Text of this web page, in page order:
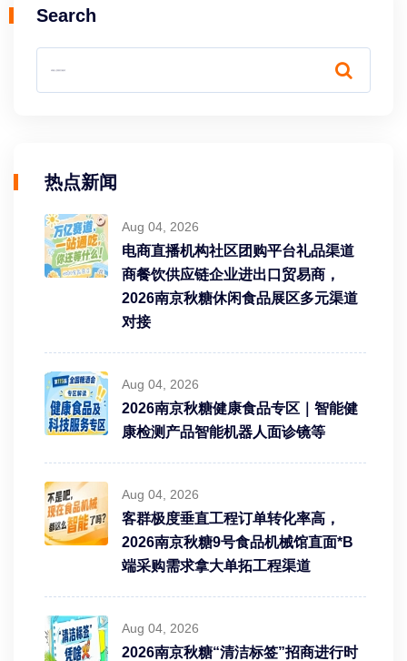
Search
热点新闻
Aug 04, 2026
电商直播机构社区团购平台礼品渠道
商餐饮供应链企业进出口贸易商，
2026南京秋糖休闲食品展区多元渠道
对接
Aug 04, 2026
2026南京秋糖健康食品专区｜智能健
康检测产品智能机器人面诊镜等
Aug 04, 2026
客群极度垂直工程订单转化率高，
2026南京秋糖9号食品机械馆直面*B
端采购需求拿大单拓工程渠道
Aug 04, 2026
2026南京秋糖“清洁标签”招商进行时